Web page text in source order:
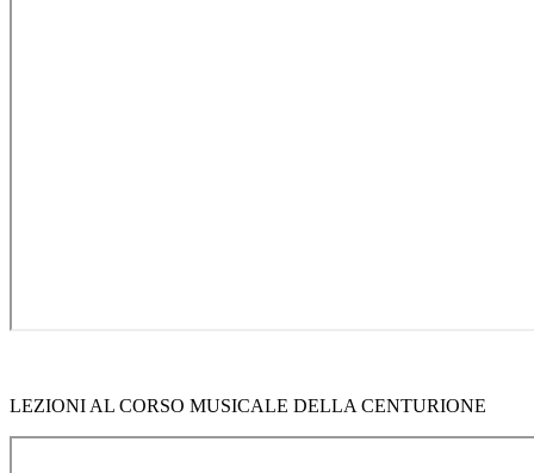
LEZIONI AL CORSO MUSICALE DELLA CENTURIONE